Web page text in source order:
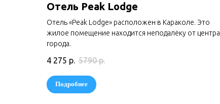
Отель Peak Lodge
Отель «Peak Lodge» расположен в Караколе. Это
жилое помещение находится неподалёку от центра
города.
4 275 р. 5790 р.
Подробнее